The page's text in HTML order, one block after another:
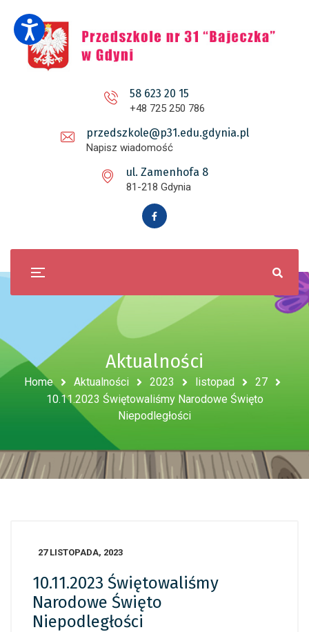
58 623 20 15
+48 725 250 786
przedszkole@p31.edu.gdynia.pl
Napisz wiadomość
ul. Zamenhofa 8
81-218 Gdynia
Aktualności
Home Aktualności 2023 listopad
27
10.11.2023 Świętowaliśmy Narodowe Święto
Niepodległości
27 LISTOPADA, 2023
10.11.2023 Świętowaliśmy
Narodowe Święto
Niepodległości